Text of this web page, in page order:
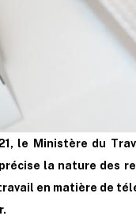
le Ministère du
la nature des
en matière de